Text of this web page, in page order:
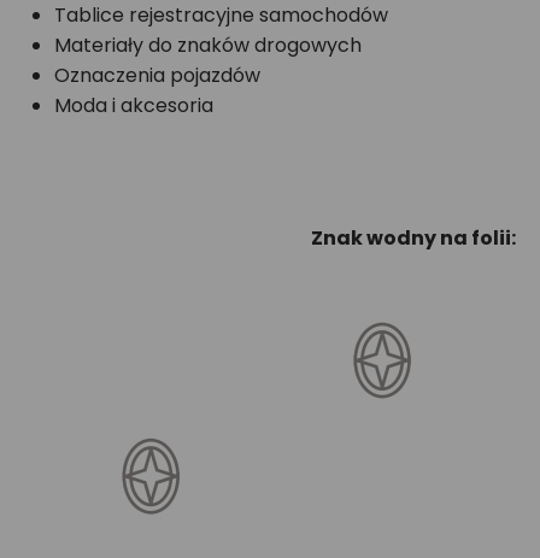
Tablice rejestracyjne samochodów
Materiały do znaków drogowych
Oznaczenia pojazdów
Moda i akcesoria
Znak wodny na folii: